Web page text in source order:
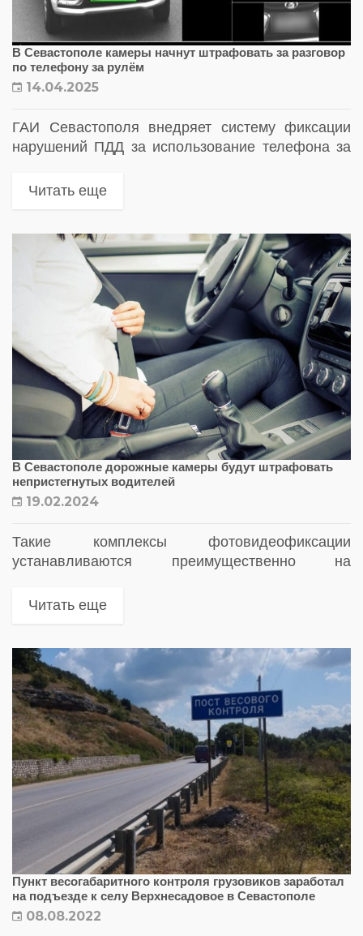
В Севастополе камеры начнут штрафовать за разговор
по телефону за рулём
14.04.2025
ГАИ Севастополя внедряет систему фиксации
нарушений ПДД за использование телефона за
Читать еще
В Севастополе дорожные камеры будут штрафовать
непристегнутых водителей
19.02.2024
Такие комплексы фотовидеофиксации
устанавливаются преимущественно на
Читать еще
Пункт весогабаритного контроля грузовиков заработал
на подъезде к селу Верхнесадовое в Севастополе
08.08.2022